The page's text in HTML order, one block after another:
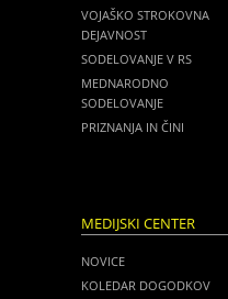
VOJAŠKO STROKOVNA
DEJAVNOST
SODELOVANJE V RS
MEDNARODNO
SODELOVANJE
PRIZNANJA IN ČINI
MEDIJSKI CENTER
NOVICE
KOLEDAR DOGODKOV